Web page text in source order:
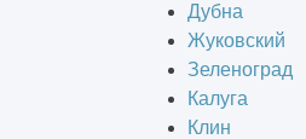
Дубна
Жуковский
Зеленоград
Калуга
Клин